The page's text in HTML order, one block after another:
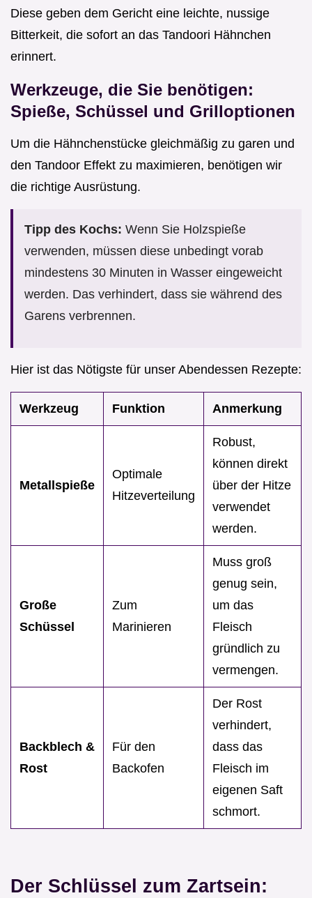
Diese geben dem Gericht eine leichte, nussige
Bitterkeit, die sofort an das Tandoori Hähnchen
erinnert.
Werkzeuge, die Sie benötigen:
Spieße, Schüssel und Grilloptionen
Um die Hähnchenstücke gleichmäßig zu garen und
den Tandoor Effekt zu maximieren, benötigen wir
die richtige Ausrüstung.
Tipp des Kochs: Wenn Sie Holzspieße
verwenden, müssen diese unbedingt vorab
mindestens 30 Minuten in Wasser eingeweicht
werden. Das verhindert, dass sie während des
Garens verbrennen.
Hier ist das Nötigste für unser Abendessen Rezepte:
Werkzeug Funktion Anmerkung
Metallspieße
Optimale
Hitzeverteilung
Robust,
können direkt
über der Hitze
verwendet
werden.
Große
Schüssel
Zum
Marinieren
Muss groß
genug sein,
um das
Fleisch
gründlich zu
vermengen.
Backblech &
Rost
Für den
Backofen
Der Rost
verhindert,
dass das
Fleisch im
eigenen Saft
schmort.
Der Schlüssel zum Zartsein: